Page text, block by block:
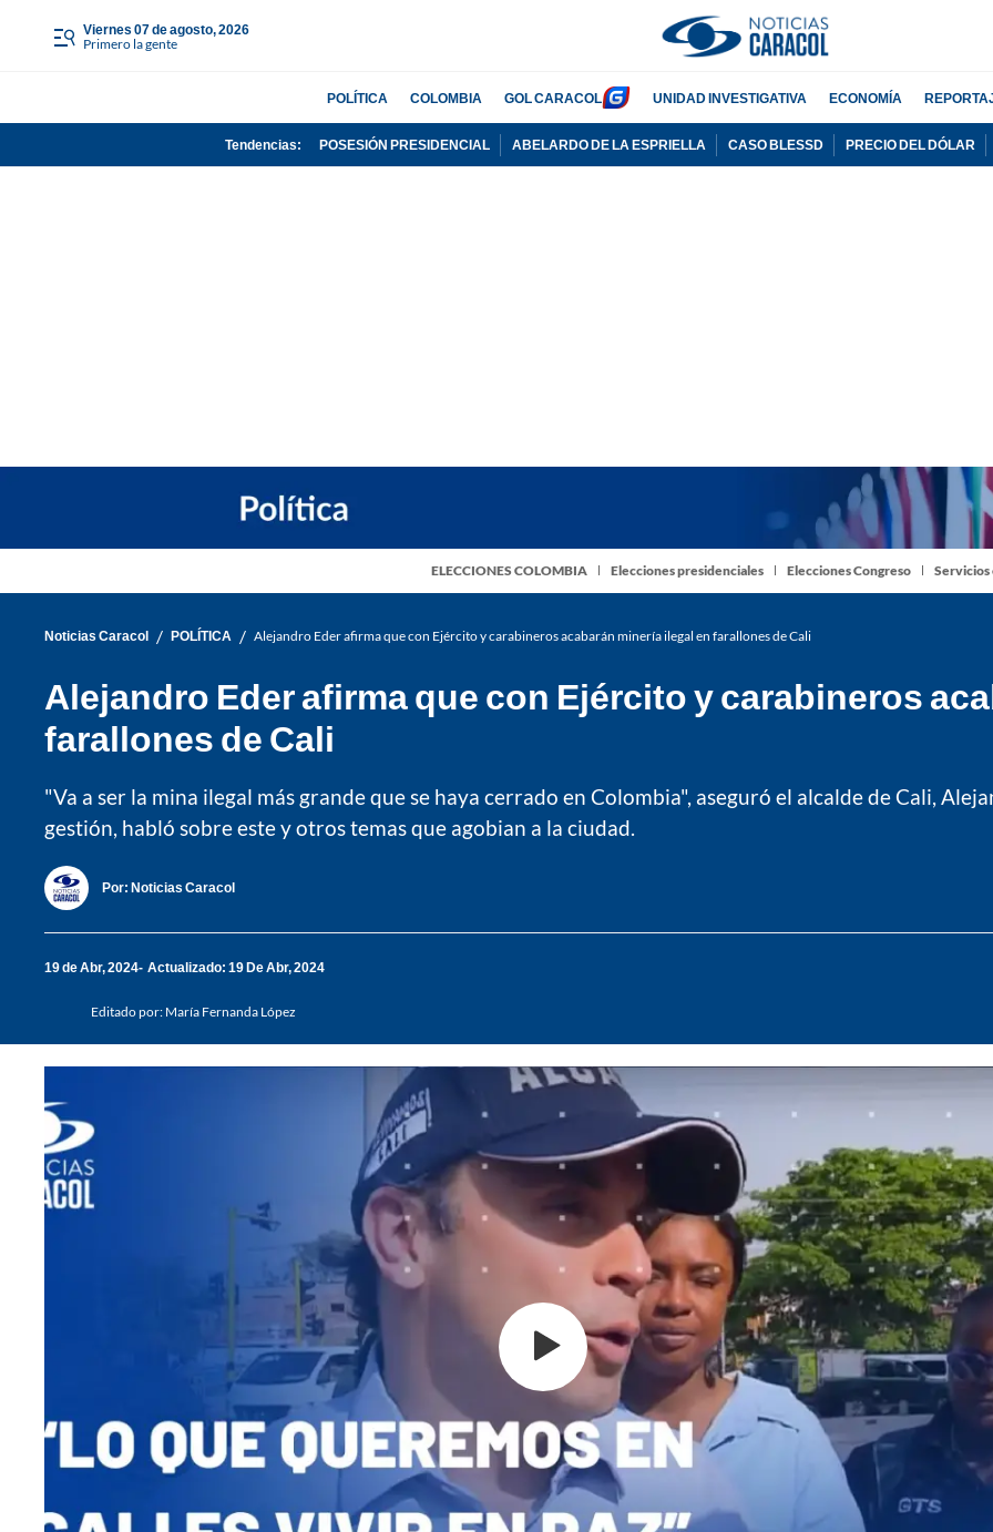
viernes 07 de agosto, 2026
Primero la gente
POLÍTICA COLOMBIA GOL CARACOL UNIDAD INVESTIGATIVA ECONOMÍA
Tendencias: POSESIÓN PRESIDENCIAL ABELARDO DE LA ESPRIELLA CASO BLESSD PRECIO DEL DÓLAR
ELECCIONES COLOMBIA Elecciones presidenciales Elecciones Congreso
Noticias Caracol / POLÍTICA / Alejandro Eder afirma que con Ejército y carabineros acabarán minería ilegal en farallones de Cali
Alejandro Eder afirma que con Ejército y carabineros
farallones de Cali
"Va a ser la mina ilegal más grande que se haya cerrado en Colombia", aseguró el alcalde de Cali,
gestión, habló sobre este y otros temas que agobian a la ciudad.
Por: Noticias Caracol
19 de Abr, 2024 Actualizado: 19 De Abr, 2024
Editado por: María Fernanda López